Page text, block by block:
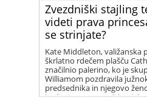
Zvezdniški stajling
videti prava
se strinjate?
Kate Middleton, valižanska
škrlatno rdečem plašču
značilnio palerino, ko je
Williamom pozdravila
predsednika in njegovo
kraljestvu na paradi